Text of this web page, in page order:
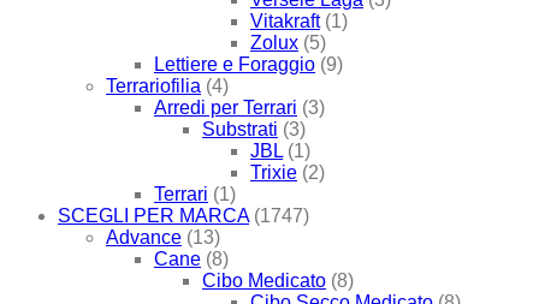
Vitakraft (1)
Zolux (5)
Lettiere e Foraggio (9)
Terrariofilia (4)
Arredi per Terrari (3)
Substrati (3)
JBL (1)
Trixie (2)
Terrari (1)
SCEGLI PER MARCA (1747)
Advance (13)
Cane (8)
Cibo Medicato (8)